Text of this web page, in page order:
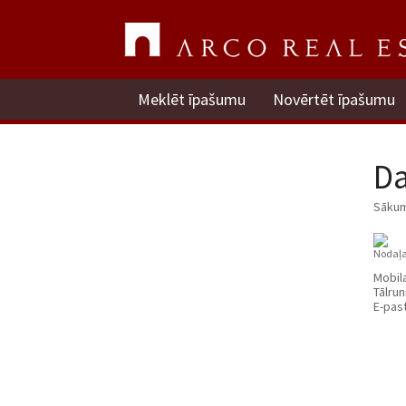
Meklēt īpašumu Novērtēt īpašumu
E-